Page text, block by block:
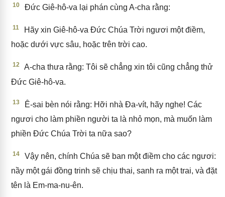
10 Đức Giê-hô-va lại phán cùng A-cha rằng:
11
Hãy xin Giê-hô-va Đức Chúa Trời ngươi một điềm,
hoặc dưới vực sâu, hoặc trên trời cao.
12
A-cha thưa rằng: Tôi sẽ chẳng xin tôi cũng chẳng thử
Đức Giê-hô-va.
13
Ê-sai bèn nói rằng: Hỡi nhà Đa-vít, hãy nghe! Các
ngươi cho làm phiền người ta là nhỏ mọn, mà muốn làm
phiền Đức Chúa Trời ta nữa sao?
14
Vậy nên, chính Chúa sẽ ban một điềm cho các ngươi:
nầy một gái đồng trinh sẽ chịu thai, sanh ra một trai, và đặt
tên là Em-ma-nu-ên.